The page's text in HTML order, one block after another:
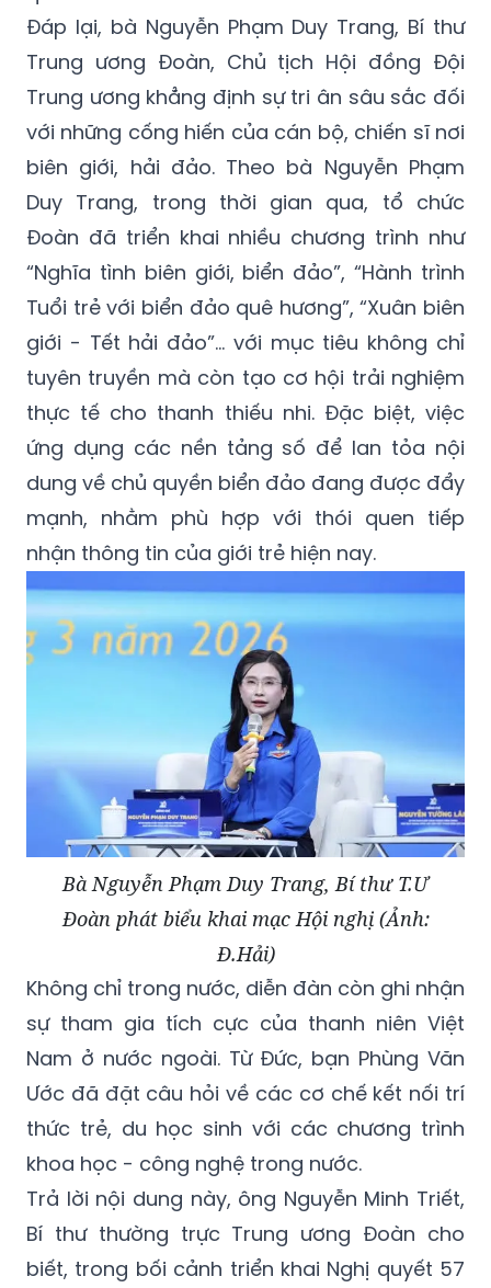
Đáp lại, bà Nguyễn Phạm Duy Trang, Bí thư
Trung ương Đoàn, Chủ tịch Hội đồng Đội
Trung ương khẳng định sự tri ân sâu sắc đối
với những cống hiến của cán bộ, chiến sĩ nơi
biên giới, hải đảo. Theo bà Nguyễn Phạm
Duy Trang, trong thời gian qua, tổ chức
Đoàn đã triển khai nhiều chương trình như
“Nghĩa tình biên giới, biển đảo”, “Hành trình
Tuổi trẻ với biển đảo quê hương”, “Xuân biên
giới - Tết hải đảo”… với mục tiêu không chỉ
tuyên truyền mà còn tạo cơ hội trải nghiệm
thực tế cho thanh thiếu nhi. Đặc biệt, việc
ứng dụng các nền tảng số để lan tỏa nội
dung về chủ quyền biển đảo đang được đẩy
mạnh, nhằm phù hợp với thói quen tiếp
nhận thông tin của giới trẻ hiện nay.
Bà Nguyễn Phạm Duy Trang, Bí thư T.Ư
Đoàn phát biểu khai mạc Hội nghị (Ảnh:
Đ.Hải)
Không chỉ trong nước, diễn đàn còn ghi nhận
sự tham gia tích cực của thanh niên Việt
Nam ở nước ngoài. Từ Đức, bạn Phùng Văn
Ước đã đặt câu hỏi về các cơ chế kết nối trí
thức trẻ, du học sinh với các chương trình
khoa học - công nghệ trong nước.
Trả lời nội dung này, ông Nguyễn Minh Triết,
Bí thư thường trực Trung ương Đoàn cho
biết, trong bối cảnh triển khai Nghị quyết 57